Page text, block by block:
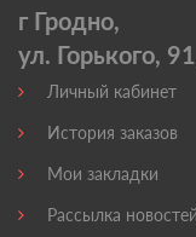
г Гродно,
ул. Горького,
Личный кабинет
История заказов
Мои закладки
Рассылка новостей